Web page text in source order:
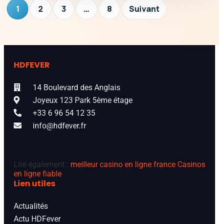
1 2 3 … 8 Suivant
HDFEVER
14 Boulevard des Anglais
Joyeux 123 Park 5ème étage
+33 6 96 54 12 35
info@hdfever.fr
Lire également : meilleur casino en ligne france Casinos
en ligne fiable
Lien utiles
Actualités
Actu HDFever